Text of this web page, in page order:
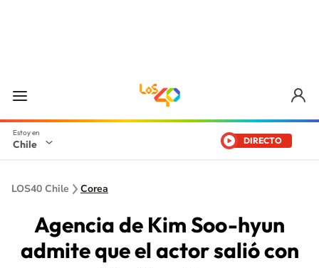
Chile DIRECTO
LOS40 Chile Corea
Agencia de Kim Soo-hyun
admite que el actor salió con